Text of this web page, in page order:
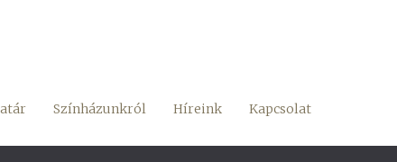
Színházunkról Híreink Kapcsolat